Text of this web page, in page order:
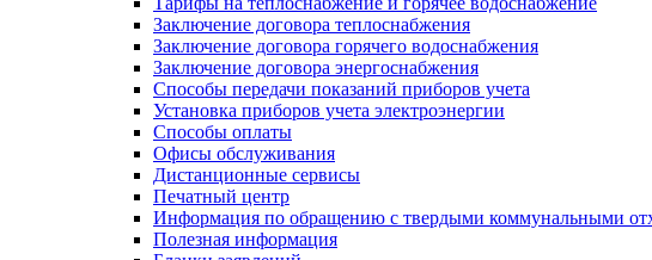
Заключение договора теплоснабжения
Заключение договора горячего водоснабжения
Заключение договора энергоснабжения
Способы передачи показаний приборов учета
Установка приборов учета электроэнергии
Способы оплаты
Офисы обслуживания
Дистанционные сервисы
Печатный центр
Информация по обращению с твердыми коммунальными
Полезная информация